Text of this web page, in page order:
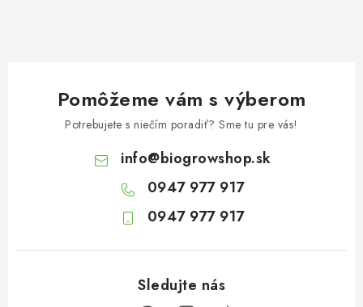
Pomôžeme vám s výberom
Potrebujete s niečím poradiť? Sme tu pre vás!
info@biogrowshop.sk
0947 977 917
0947 977 917